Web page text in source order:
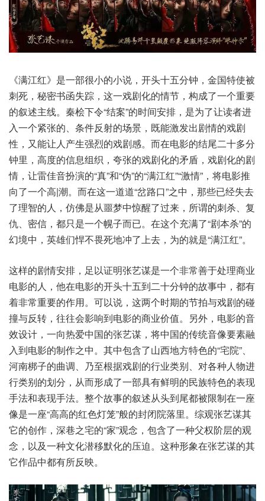
《满江红》是一部很小的小说，开头十五分钟，金国特使被
刺死，秘密书函失踪，这一戏剧化的情节，构成了一个重要
的叙述主线。秦桧下令“结案”的时间安排，是为了让读者进
入一个紧张的、条件反射的场景，既能激发出剧情的戏剧
性，又能让人产生强烈的戏剧感。而在电影的结尾二十多分
钟里，高度的信息组织，夸张的戏剧化的矛盾，戏剧化的剧
情，让雷佳音扮演的“真”和“伪”的“满江红”“激情”，将电影推
向了一个高|潮。而在这一道道“岔路口”之中，那些已经失去
了理智的人，仿佛是从噩梦中惊醒了过来，所谓的刺杀、复
仇、密信，都只是一个幌子而已。在这个充满了“剧本杀”的
幻境中，英雄们悍不畏死地冲了上去，为的就是“满江红”。
这样的剧情安排，足以证明张艺谋是一个非常善于处理商业
电影的人，他在电影的开头十五到二十分钟的故事中，都有
着非常重要的作用。可以说，这两个时期的节拍与戏剧的碰
撞与反转，往往会影响到电影的商业价值。另外，电影的音
效设计，一向热爱中国的张艺谋，将中国的传统音像要素融
入到电影的制作之中。其中包含了山西地方特色的“宅院”、
河南梆子的曲调、乃至根据戏剧的行业类别、对各种人物进
行类别的划分，从而形成了一部具有鲜明的民族特色的表现
手法和表现手法。整个故事的叙述从头到尾都被限制在一座
像是一座“高高的红色灯笼”般的封闭院落里。综观张艺谋其
它的创作，深巷之宅的“家”观念，包含了一种父权阶层的观
念，以及一种文化潜移默化的压迫。这种形象在张艺谋的其
它作品中都有所反映。